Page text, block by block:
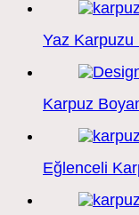
Yaz Karpuzu
Karpuz
Eğlenceli